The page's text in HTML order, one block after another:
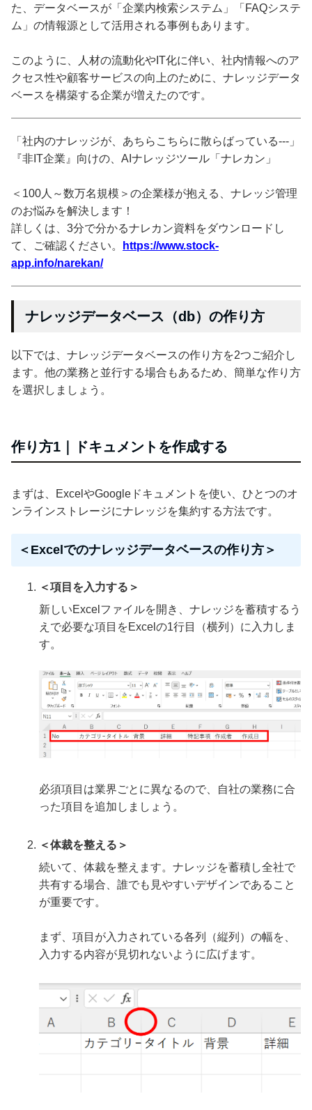
た、データベースが「企業内検索システム」「FAQシステ
ム」の情報源として活用される事例もあります。
このように、人材の流動化やIT化に伴い、社内情報へのア
クセス性や顧客サービスの向上のために、ナレッジデータ
ベースを構築する企業が増えたのです。
「社内のナレッジが、あちらこちらに散らばっている---」
『非IT企業』向けの、AIナレッジツール「ナレカン」
＜100人～数万名規模＞の企業様が抱える、ナレッジ管理
のお悩みを解決します！
詳しくは、3分で分かるナレカン資料をダウンロードし
て、ご確認ください。
https://www.stock-
app.info/narekan/
ナレッジデータベース（db）の作り方
以下では、ナレッジデータベースの作り方を2つご紹介し
ます。他の業務と並行する場合もあるため、簡単な作り方
を選択しましょう。
作り方1｜ドキュメントを作成する
まずは、ExcelやGoogleドキュメントを使い、ひとつのオ
ンラインストレージにナレッジを集約する方法です。
＜Excelでのナレッジデータベースの作り方＞
＜項目を入力する＞
新しいExcelファイルを開き、ナレッジを蓄積するう
えで必要な項目をExcelの1行目（横列）に入力しま
す。
必須項目は業界ごとに異なるので、自社の業務に合
った項目を追加しましょう。
＜体裁を整える＞
続いて、体裁を整えます。ナレッジを蓄積し全社で
共有する場合、誰でも見やすいデザインであること
が重要です。
まず、項目が入力されている各列（縦列）の幅を、
入力する内容が見切れないように広げます。